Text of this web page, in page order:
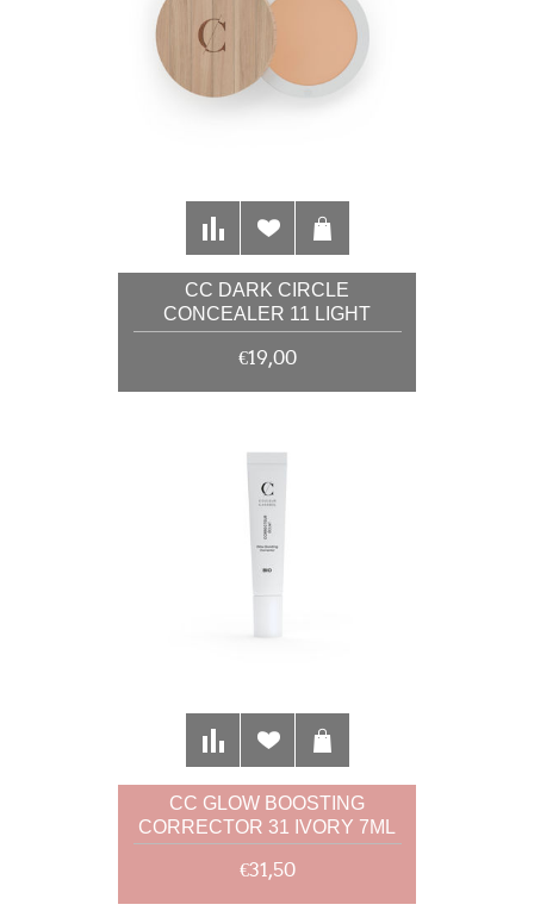
CC DARK CIRCLE
CONCEALER 11 LIGHT
SANDY BEIGE 4G
€19,00
CC GLOW BOOSTING
CORRECTOR 31 IVORY 7ML
€31,50